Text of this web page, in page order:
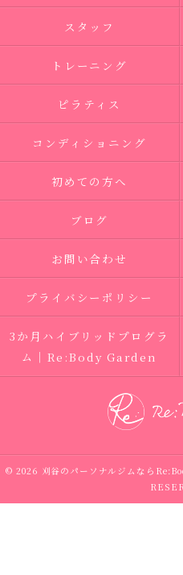
スタッフ
トレーニング
ピラティス
コンディショニング
初めての方へ
ブログ
お問い合わせ
プライバシーポリシー
3か月ハイブリッドプログラ
ム｜Re:Body Garden
© 2026 刈谷のパーソナルジムなら